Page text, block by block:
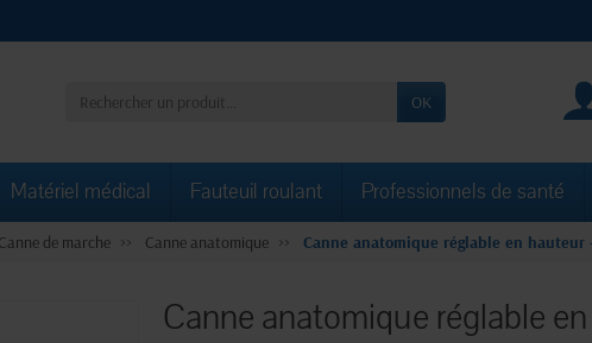
OK
Matériel médical Fauteuil roulant Professionnels de santé
de marche Canne anatomique Canne anatomique réglable en hauteur
Canne anatomique réglable